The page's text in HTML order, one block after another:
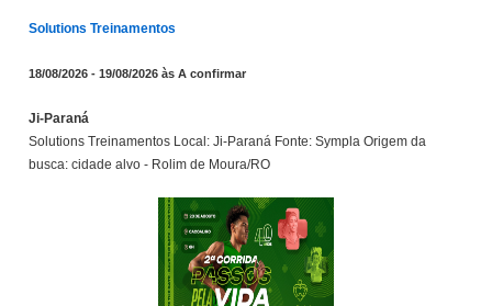
Solutions Treinamentos
18/08/2026 - 19/08/2026 às A confirmar
Ji-Paraná
Solutions Treinamentos Local: Ji-Paraná Fonte: Sympla Origem da
busca: cidade alvo - Rolim de Moura/RO